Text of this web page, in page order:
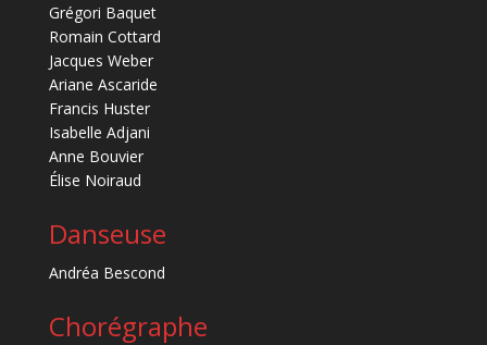
Grégori Baquet
Romain Cottard
Jacques Weber
Ariane Ascaride
Francis Huster
Isabelle Adjani
Anne Bouvier
Élise Noiraud
Danseuse
Andréa Bescond
Chorégraphe